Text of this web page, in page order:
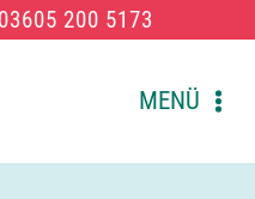
03605 200 5173
MENÜ